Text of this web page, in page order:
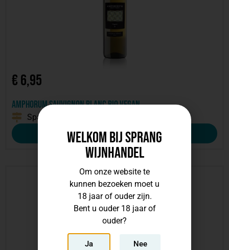
€6,95
Amphorum Sauvignon blanc Bio Vegan
Spanje
Bekijk deze wijn
Welkom bij Sprang
Wijnhandel
Om onze website te
kunnen bezoeken moet u
18 jaar of ouder zijn.
Bent u ouder 18 jaar of
ouder?
Ja Nee